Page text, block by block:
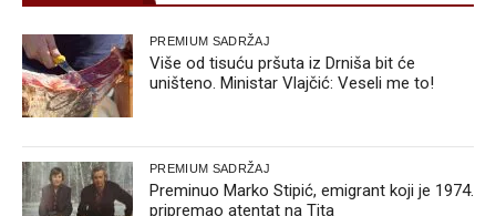
PREMIUM SADRŽAJ
Više od tisuću pršuta iz Drniša bit će
uništeno. Ministar Vlajčić: Veseli me to!
PREMIUM SADRŽAJ
Preminuo Marko Stipić, emigrant koji je 1974.
pripremao atentat na Tita